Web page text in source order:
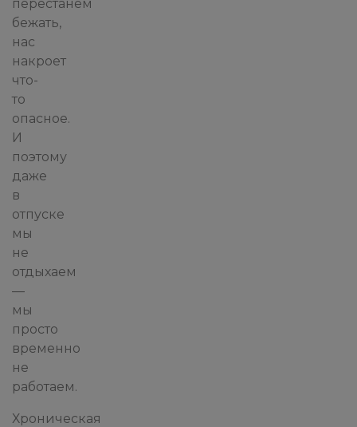
перестанем
бежать,
нас
накроет
что-
то
опасное.
И
поэтому
даже
в
отпуске
мы
не
отдыхаем
—
мы
просто
временно
не
работаем.
Хроническая